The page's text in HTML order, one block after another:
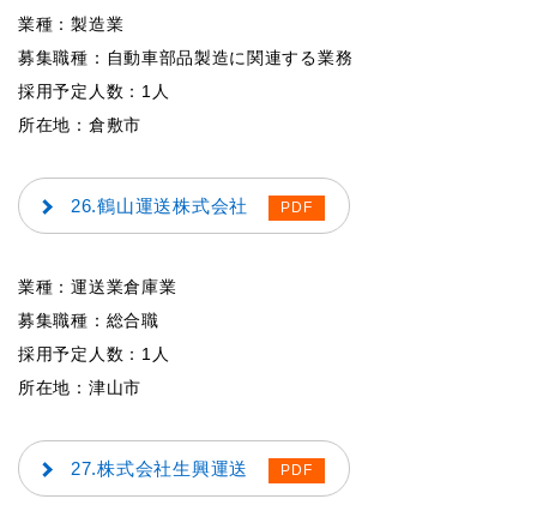
業種：製造業
募集職種：自動車部品製造に関連する業務
採用予定人数：1人
所在地：倉敷市
26.鶴山運送株式会社
業種：運送業倉庫業
募集職種：総合職
採用予定人数：1人
所在地：津山市
27.株式会社生興運送